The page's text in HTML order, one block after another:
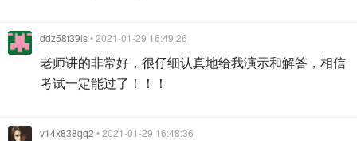
ddz58f39ls• 2021-01-29 16:49:26
老师讲的非常好，很仔细认真地给我演示和解答，相信
考试一定能过了！！！
v14x838qq2 • 2021-01-29 16:48:36